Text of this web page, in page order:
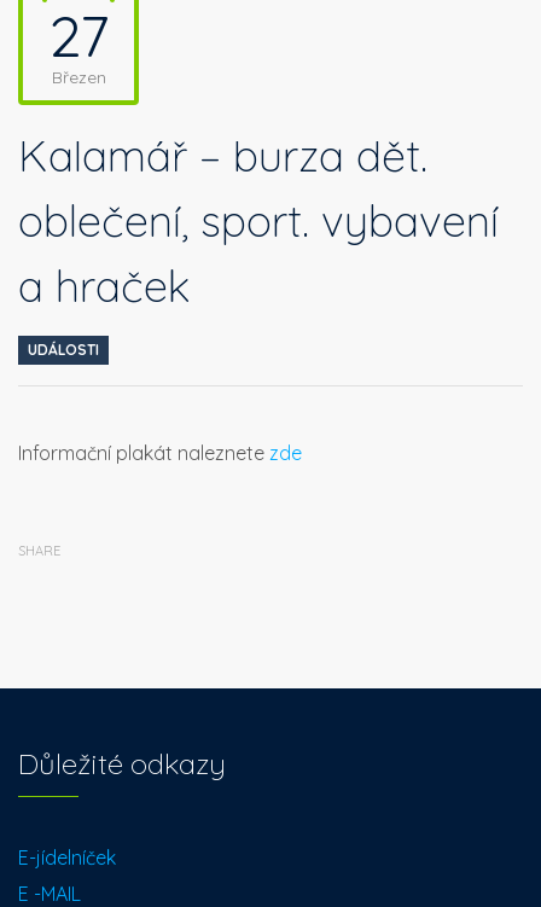
27
Březen
Kalamář – burza dět.
oblečení, sport. vybavení
a hraček
UDÁLOSTI
Informační plakát naleznete zde
SHARE
Důležité odkazy
E-jídelníček
E -MAIL